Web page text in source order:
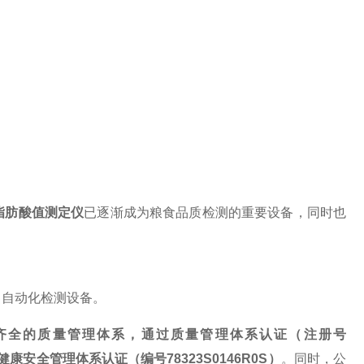
肪酸值测定仪已逐渐成为粮食品质检测的重要设备，同时也
动化检测设备。
全的质量管理体系，通过质量管理体系认证（注册号
康安全管理体系认证（编号78323S0146R0S ） 。同时，公